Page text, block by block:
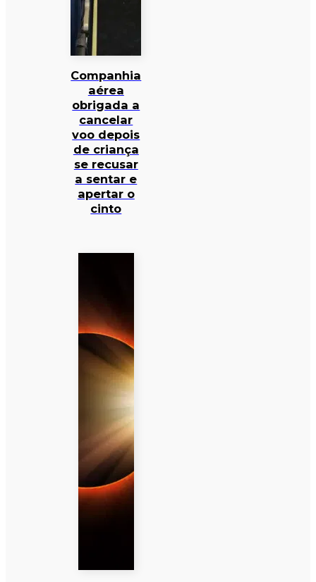
Companhia
aérea
obrigada a
cancelar
voo depois
de criança
se recusar
a sentar e
apertar o
cinto